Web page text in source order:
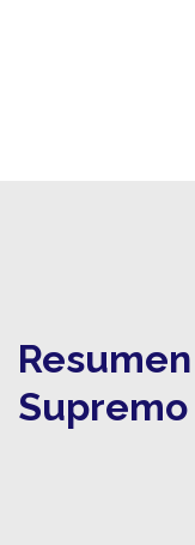
Supremo